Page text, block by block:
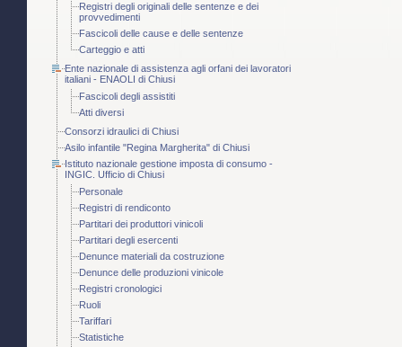
Registri degli originali delle sentenze e dei
provvedimenti
Fascicoli delle cause e delle sentenze
Carteggio e atti
Ente nazionale di assistenza agli orfani dei lavoratori
italiani - ENAOLI di Chiusi
Fascicoli degli assistiti
Atti diversi
Consorzi idraulici di Chiusi
Asilo infantile "Regina Margherita" di Chiusi
Istituto nazionale gestione imposta di consumo -
INGIC. Ufficio di Chiusi
Personale
Registri di rendiconto
Partitari dei produttori vinicoli
Partitari degli esercenti
Denunce materiali da costruzione
Denunce delle produzioni vinicole
Registri cronologici
Ruoli
Tariffari
Statistiche